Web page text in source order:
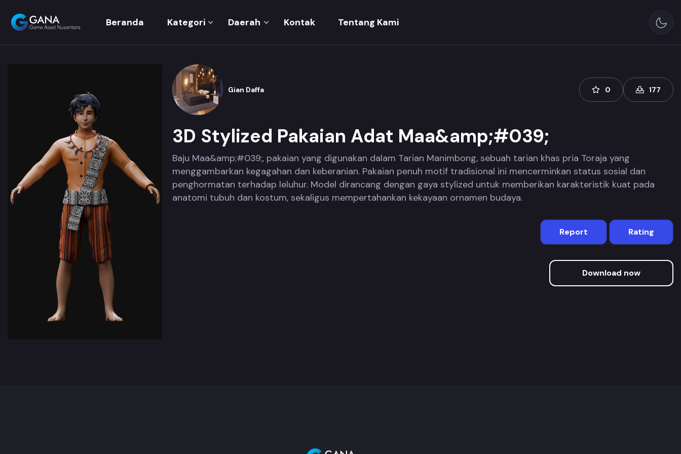
Beranda Kategori Daerah Kontak Tentang Kami
Gian Daffa 0 177
3D Stylized Pakaian Adat Maa&amp;#039;
Baju Maa&amp;#039;, pakaian yang digunakan dalam Tarian Manimbong, sebuah tarian khas pria Toraja yang
menggambarkan kegagahan dan keberanian. Pakaian penuh motif tradisional ini mencerminkan status sosial dan
penghormatan terhadap leluhur. Model dirancang dengan gaya stylized untuk memberikan karakteristik kuat pada
anatomi tubuh dan kostum, sekaligus mempertahankan kekayaan ornamen budaya.
Report Rating
Download now